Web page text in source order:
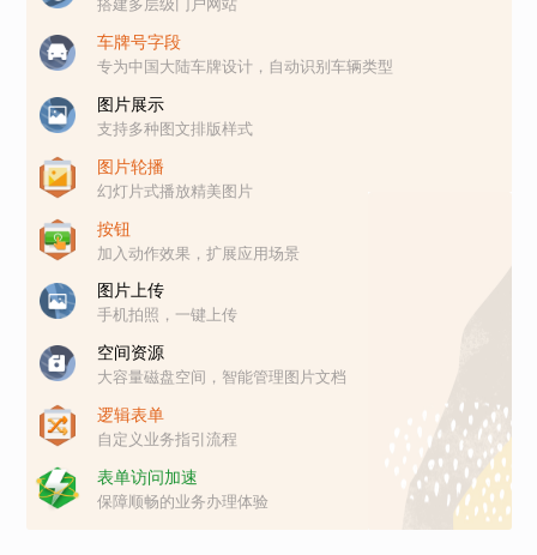
车牌号字段
专为中国大陆车牌设计，自动识别车辆类型
图片展示
支持多种图文排版样式
图片轮播
幻灯片式播放精美图片
按钮
加入动作效果，扩展应用场景
图片上传
手机拍照，一键上传
空间资源
大容量磁盘空间，智能管理图片文档
逻辑表单
自定义业务指引流程
表单访问加速
保障顺畅的业务办理体验